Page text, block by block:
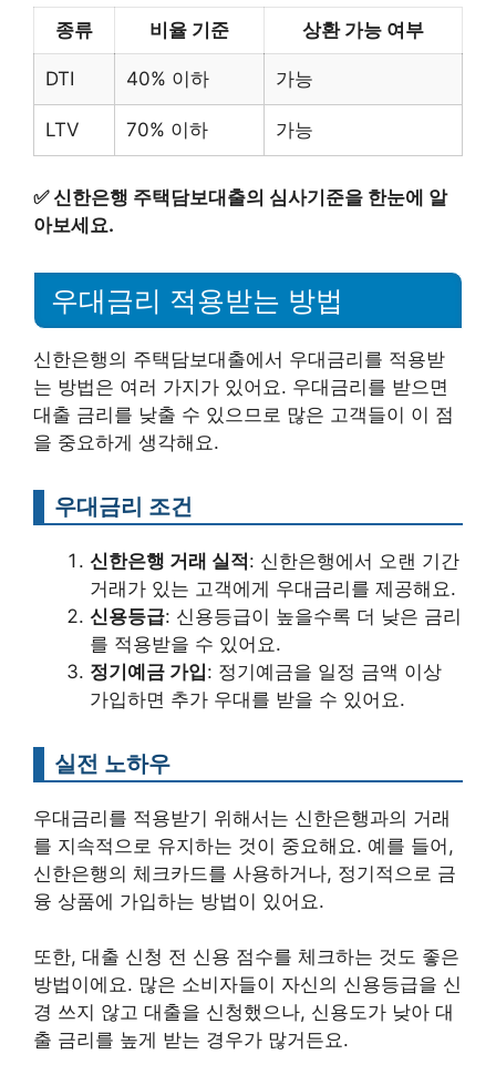
종류 비율 기준 상환 가능 여부
DTI 40% 이하 가능
LTV 70% 이하 가능
✅신한은행 주택담보대출의 심사기준을 한눈에 알
아보세요.
우대금리 적용받는 방법
신한은행의 주택담보대출에서 우대금리를 적용받
는 방법은 여러 가지가 있어요. 우대금리를 받으면
대출 금리를 낮출 수 있으므로 많은 고객들이 이 점
을 중요하게 생각해요.
우대금리 조건
신한은행 거래 실적: 신한은행에서 오랜 기간
거래가 있는 고객에게 우대금리를 제공해요.
신용등급: 신용등급이 높을수록 더 낮은 금리
를 적용받을 수 있어요.
정기예금 가입: 정기예금을 일정 금액 이상
가입하면 추가 우대를 받을 수 있어요.
실전 노하우
우대금리를 적용받기 위해서는 신한은행과의 거래
를 지속적으로 유지하는 것이 중요해요. 예를 들어,
신한은행의 체크카드를 사용하거나, 정기적으로 금
융 상품에 가입하는 방법이 있어요.
또한, 대출 신청 전 신용 점수를 체크하는 것도 좋은
방법이에요. 많은 소비자들이 자신의 신용등급을 신
경 쓰지 않고 대출을 신청했으나, 신용도가 낮아 대
출 금리를 높게 받는 경우가 많거든요.